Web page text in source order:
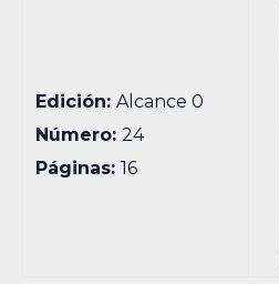
Edición:Alcance 0
Número:24
Páginas:16